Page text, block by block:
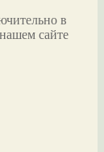
в
сайте